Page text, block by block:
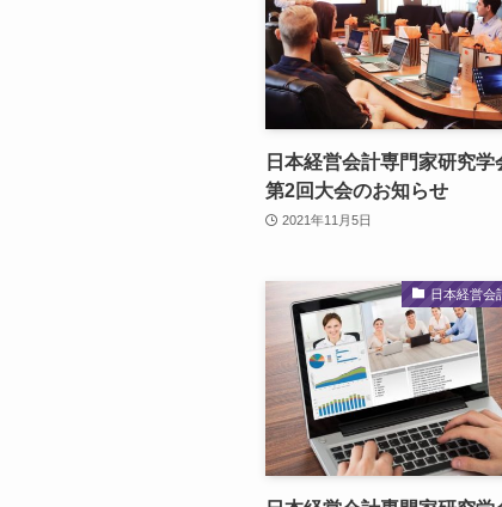
日本経営会計専門家研究学
第2回大会のお知らせ
2021年11月5日
日本経営会